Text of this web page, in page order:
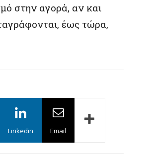
στην αγορά, αν και
έως τώρα,
Linkedin Email